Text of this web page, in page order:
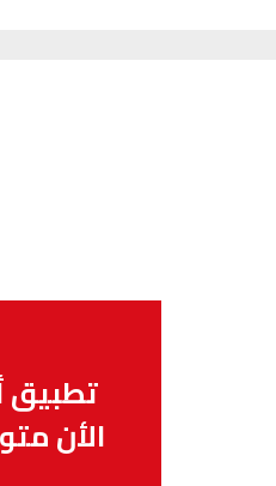
تطبيق
الأن